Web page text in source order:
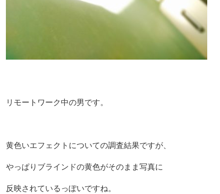
リモートワーク中の男です。
黄色いエフェクトについての調査結果ですが、
やっぱりブラインドの黄色がそのまま写真に
反映されているっぽいですね。